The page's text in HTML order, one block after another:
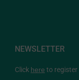
NEWSLETTER
Click here to register